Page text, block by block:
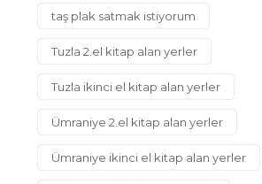
taş plak satmak istiyorum
Tuzla 2.el kitap alan yerler
Tuzla ikinci el kitap alan yerler
Ümraniye 2.el kitap alan yerler
Ümraniye ikinci el kitap alan yerler